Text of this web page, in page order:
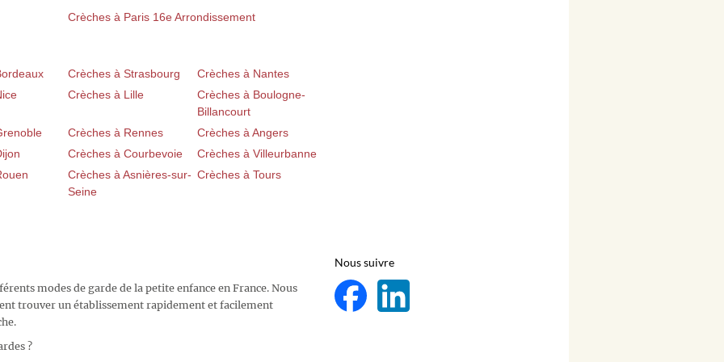
Crèches à Paris 16e Arrondissement
Crèches à Strasbourg
Crèches à Nantes
Crèches à Lille
Crèches à Boulogne-
Billancourt
Crèches à Rennes
Crèches à Angers
Crèches à Courbevoie
Crèches à Villeurbanne
Crèches à Asnières-sur-
Seine
Crèches à Tours
modes de garde de la petite enfance en France. Nous
trouver un établissement rapidement et facilement
?
Nous suivre